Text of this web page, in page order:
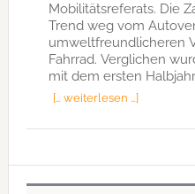
Mobilitätsreferats. Die
Trend weg vom
umweltfreundlicheren
Fahrrad. Verglichen
mit dem ersten Halbjahr
[… weiterlesen …]